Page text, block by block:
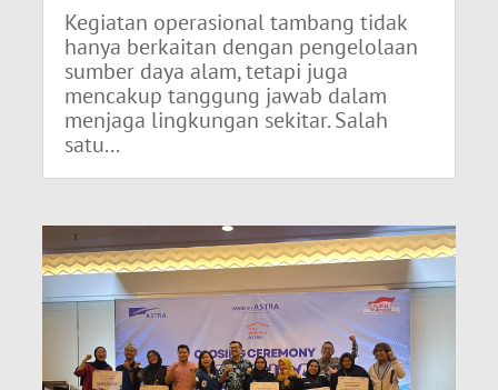
Kegiatan operasional tambang tidak
hanya berkaitan dengan pengelolaan
sumber daya alam, tetapi juga
mencakup tanggung jawab dalam
menjaga lingkungan sekitar. Salah
satu...